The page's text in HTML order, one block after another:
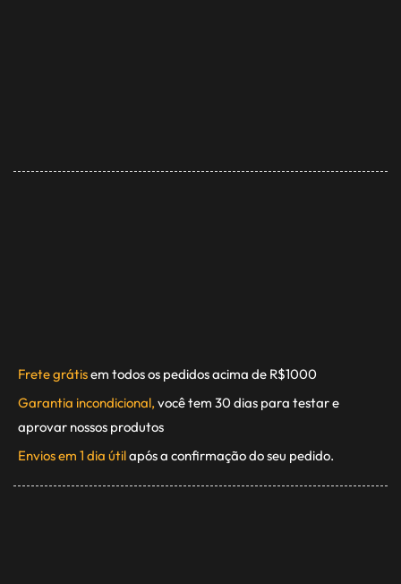
Frete grátisem todos os pedidos acima de R$1000
Garantia incondicional, você tem 30 dias para testar e
aprovar nossos produtos
Envios em 1 dia útilapós a confirmação do seu pedido.